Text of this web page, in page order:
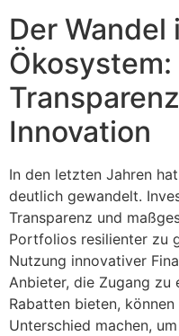
Der
Innovation
In den letzten Jahren
deutlich gewandelt.
Transparenz und
Portfolios resilienter zu
Nutzung innovativer
Anbieter, die Zugang zu
Rabatten bieten,
Unterschied machen,